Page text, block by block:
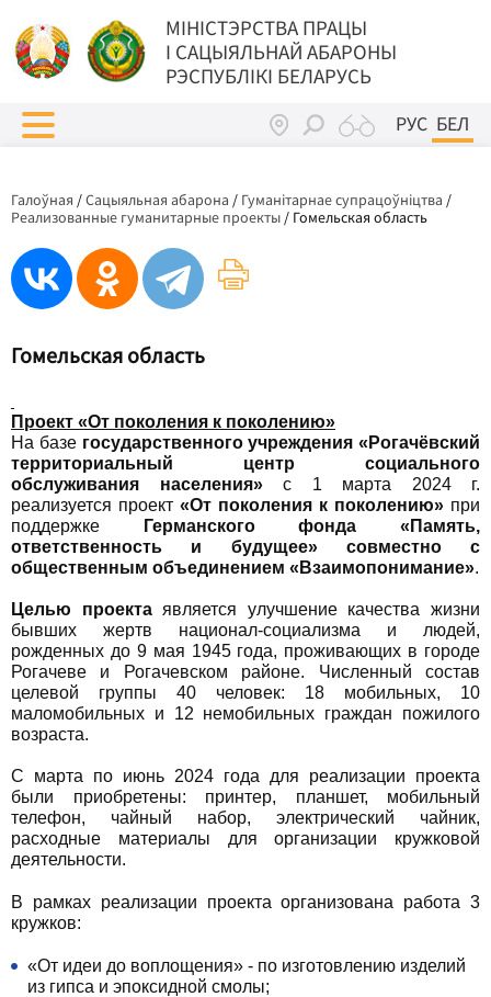
МIНIСТЭРСТВА ПРАЦЫ
I САЦЫЯЛЬНАЙ АБАРОНЫ
РЭСПУБЛІКІ БЕЛАРУСЬ
РУС БЕЛ
Галоўная /Сацыяльная абарона / Гуманітарнае супрацоўніцтва /
Реализованные гуманитарные проекты / Гомельская область
Гомельская область
Проект «От поколения к поколению»
На базе государственного учреждения «Рогачёвский
территориальный центр социального
обслуживания населения»с 1 марта 2024 г.
реализуется проект «От поколения к поколению» при
поддержке
Германского фонда «Память,
ответственность и будущее» совместно с
общественным объединением «Взаимопонимание».
Целью проектаявляется улучшение качества жизни
бывших жертв национал-социализма и людей,
рожденных до 9 мая 1945 года, проживающих в городе
Рогачеве и Рогачевском районе. Численный состав
целевой группы 40 человек: 18 мобильных, 10
маломобильных и 12 немобильных граждан пожилого
возраста.
С марта по июнь 2024 года для реализации проекта
были приобретены: принтер, планшет, мобильный
телефон, чайный набор, электрический чайник,
расходные материалы для организации кружковой
деятельности.
В рамках реализации проекта организована работа 3
кружков:
«От идеи до воплощения» - по изготовлению изделий
из гипса и эпоксидной смолы;